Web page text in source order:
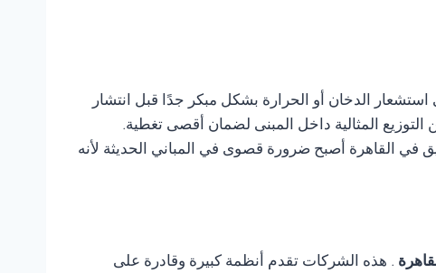
الدخان أو الحرارة بشكل مبكر جدًا قبل انتشار
المثالية داخل المبنى لضمان أقصى تغطية.
القاهرة أصبح ضرورة قصوى في المباني الحديثة لأنه
. هذه الشركات تقدم أنظمة كبيرة وقادرة على